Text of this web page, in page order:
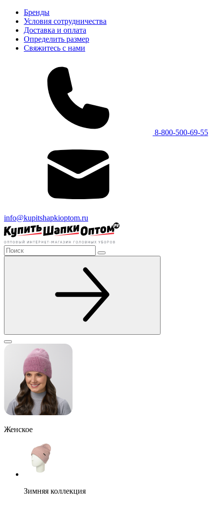
Бренды
Условия сотрудничества
Доставка и оплата
Определить размер
Свяжитесь с нами
8-800-500-69-55
info@kupitshapkioptom.ru
Женское
Зимняя коллекция